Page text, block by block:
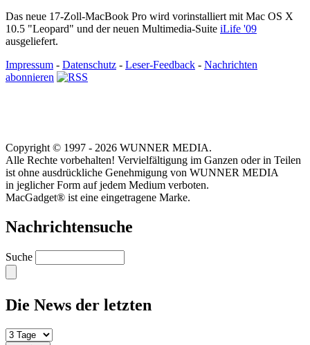
Das neue 17-Zoll-MacBook Pro wird vorinstalliert mit Mac OS X
10.5 "Leopard" und der neuen Multimedia-Suite iLife '09
ausgeliefert.
Impressum - Datenschutz - Leser-Feedback - Nachrichten
abonnieren
Copyright © 1997 - 2026 WUNNER MEDIA.
Alle Rechte vorbehalten! Vervielfältigung im Ganzen oder in Teilen
ist ohne ausdrückliche Genehmigung von WUNNER MEDIA
in jeglicher Form auf jedem Medium verboten.
MacGadget® ist eine eingetragene Marke.
Nachrichtensuche
Suche
Die News der letzten